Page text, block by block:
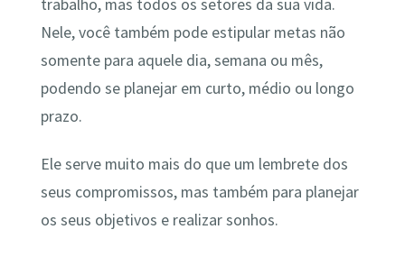
trabalho, mas todos os setores da sua vida.
Nele, você também pode estipular metas não
somente para aquele dia, semana ou mês,
podendo se planejar em curto, médio ou longo
prazo.
Ele serve muito mais do que um lembrete dos
seus compromissos, mas também para planejar
os seus objetivos e realizar sonhos.